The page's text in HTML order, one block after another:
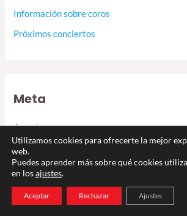
Información sobre coros
Próximos conciertos
Meta
Acceder
Feed de entradas
Feed de comentarios
WordPress.org
Utilizamos cookies para ofrecerte la mejor
web.
Puedes aprender más sobre qué cookies
en losajustes.
Aceptar Rechazar Ajustes